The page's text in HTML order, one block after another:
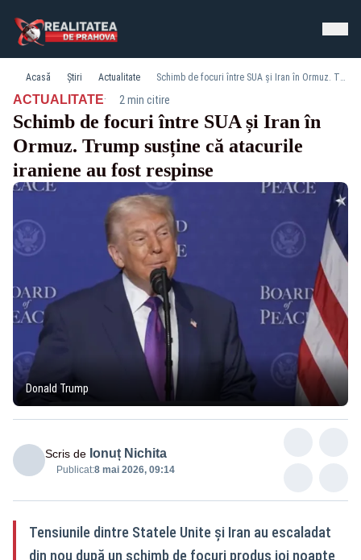
Acasă Știri Actualitate Schimb de focuri între SUA și Iran în Ormuz. Trump susține că atacurile iraniene au fost respinse
ACTUALITATE· 2 min citire
Schimb de focuri între SUA și Iran în
Ormuz. Trump susține că atacurile
iraniene au fost respinse
Donald Trump
Scris de Ionuț Nichita
Publicat:8 mai 2026, 09:14
Tensiunile dintre Statele Unite și Iran au escaladat
din nou după un schimb de focuri produs joi noapte